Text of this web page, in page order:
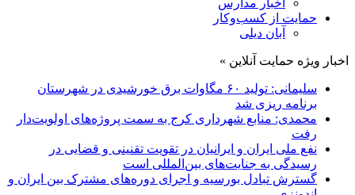
حمایت از کسب‌وکار
آبان دیلی
اخبار ویژه حمایت آنلاین »
سلیمانی: تولید ۶۰ مگاوات برق خورشیدی در شهرستان
برنامه ریزی شد
محمدی: منابع شهرداری کرج به سمت پروژه‌های اولویت‌دار
رفت
نفع ملی ایران و ایرانیان در تقویت تقنینی و قضایی در
رسیدگی به جنایت‌های بین‌المللی است
گسترش تبادل بورسیه و اجرای دوره‌های مشترک بین ایران و